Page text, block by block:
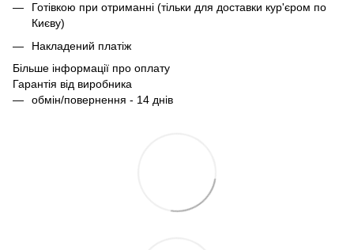
Готівкою при отриманні (тільки для доставки кур'єром по
Києву)
Накладений платіж
Більше інформації про оплату
Гарантія від виробника
обмін/повернення - 14 днів